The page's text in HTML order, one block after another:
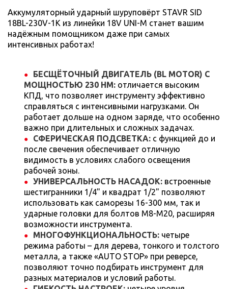
Аккумуляторный ударный шуруповёрт STAVR SID
18BL-230V-1K из линейки 18V UNI-M станет вашим
надёжным помощником даже при самых
интенсивных работах!
БЕСЩЁТОЧНЫЙ ДВИГАТЕЛЬ (BL MOTOR) С
МОЩНОСТЬЮ 230 НМ: отличается высоким
КПД, что позволяет инструменту эффективно
справляться с интенсивными нагрузками. Он
работает дольше на одном заряде, что особенно
важно при длительных и сложных задачах.
СФЕРИЧЕСКАЯ ПОДСВЕТКА: с функцией до и
после свечения обеспечивает отличную
видимость в условиях слабого освещения
рабочей зоны.
УНИВЕРСАЛЬНОСТЬ НАСАДОК: встроенные
шестигранники 1/4" и квадрат 1/2" позволяют
использовать как саморезы 16-300 мм, так и
ударные головки для болтов М8-М20, расширяя
возможности инструмента.
МНОГОФУНКЦИОНАЛЬНОСТЬ: четыре
режима работы – для дерева, тонкого и толстого
металла, а также «AUTO STOP» при реверсе,
позволяют точно подбирать инструмент для
разных материалов и условий работы.